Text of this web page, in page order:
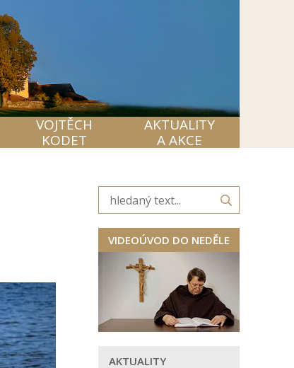
VOJTĚCH
KODET
AKTUALITY
A AKCE
VIDEOÚVOD DO NEDĚLE
AKTUALITY